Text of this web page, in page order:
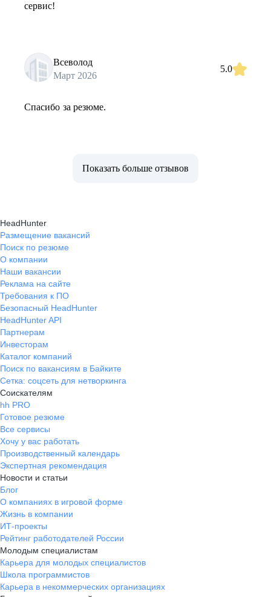
сервис!
Всеволод
Март 2026
5.0
Спасибо за резюме.
Показать больше отзывов
HeadHunter
Размещение вакансий
Поиск по резюме
О компании
Наши вакансии
Реклама на сайте
Требования к ПО
Безопасный HeadHunter
HeadHunter API
Партнерам
Инвесторам
Каталог компаний
Поиск по вакансиям в Байките
Сетка: соцсеть для нетворкинга
Соискателям
hh PRO
Готовое резюме
Все сервисы
Хочу у вас работать
Производственный календарь
Экспертная рекомендация
Новости и статьи
Блог
О компаниях в игровой форме
Жизнь в компании
ИТ-проекты
Рейтинг работодателей России
Молодым специалистам
Карьера для молодых специалистов
Школа программистов
Карьера в некоммерческих организациях